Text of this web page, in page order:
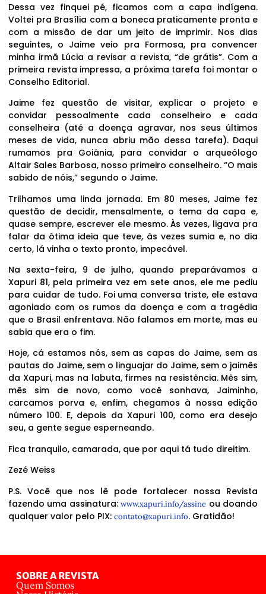
Dessa vez finquei pé, ficamos com a capa indígena.
Voltei pra Brasília com a boneca praticamente pronta e
com a missão de dar um jeito de imprimir. Nos dias
seguintes, o Jaime veio pra Formosa, pra convencer
minha irmã Lúcia a revisar a revista, “de grátis”. Com a
primeira revista impressa, a próxima tarefa foi montar o
Conselho Editorial.
Jaime fez questão de visitar, explicar o projeto e
convidar pessoalmente cada conselheiro e cada
conselheira (até a doença agravar, nos seus últimos
meses de vida, nunca abriu mão dessa tarefa). Daqui
rumamos pra Goiânia, para convidar o arqueólogo
Altair Sales Barbosa, nosso primeiro conselheiro. “O mais
sabido de nóis,” segundo o Jaime.
Trilhamos uma linda jornada. Em 80 meses, Jaime fez
questão de decidir, mensalmente, o tema da capa e,
quase sempre, escrever ele mesmo. Às vezes, ligava pra
falar da ótima ideia que teve, às vezes sumia e, no dia
certo, lá vinha o texto pronto, impecável.
Na sexta-feira, 9 de julho, quando preparávamos a
Xapuri 81, pela primeira vez em sete anos, ele me pediu
para cuidar de tudo. Foi uma conversa triste, ele estava
agoniado com os rumos da doença e com a tragédia
que o Brasil enfrentava. Não falamos em morte, mas eu
sabia que era o fim.
Hoje, cá estamos nós, sem as capas do Jaime, sem as
pautas do Jaime, sem o linguajar do Jaime, sem o jaimês
da Xapuri, mas na labuta, firmes na resistência. Mês sim,
mês sim de novo, como você sonhava, Jaiminho,
carcamos porva e, enfim, chegamos à nossa edição
número 100. E, depois da Xapuri 100, como era desejo
seu, a gente segue esperneando.
Fica tranquilo, camarada, que por aqui tá tudo direitim.
Zezé Weiss
P.S. Você que nos lê pode fortalecer nossa Revista
fazendo uma assinatura:www.xapuri.info/assine ou doando
qualquer valor pelo PIX: contato@xapuri.info. Gratidão!
SOBRE A REVISTA
Quem Somos